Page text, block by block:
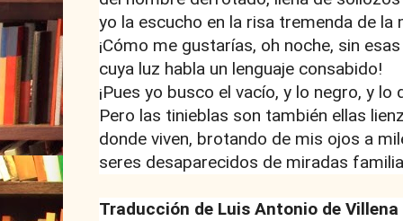
yo la escucho en la risa tremenda de la
¡Cómo me gustarías, oh noche, sin
cuya luz habla un lenguaje consabido!
¡Pues yo busco el vacío, y lo negro, y lo
Pero las tinieblas son también ellas
donde viven, brotando de mis ojos a
seres desaparecidos de miradas
Traducción de Luis Antonio de Villena